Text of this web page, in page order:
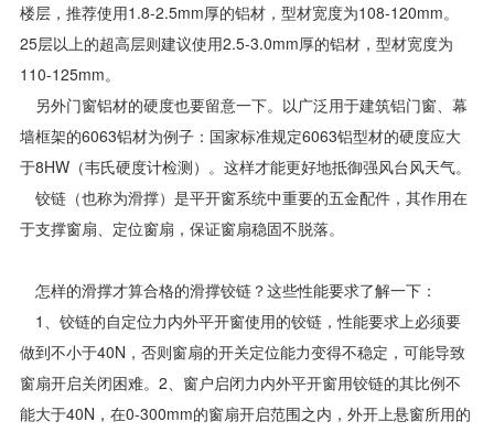
楼层，推荐使用1.8-2.5mm厚的铝材，型材宽度为108-120mm‌。
25层以上的超高层则建议使用2.5-3.0mm厚的铝材，型材宽度为
110-125mm‌。
另外门窗铝材的硬度也要留意一下。以广泛用于建筑铝门窗、幕
墙框架的6063铝材为例子：国家标准规定6063铝型材的硬度应大
于8HW（韦氏硬度计检测）。这样才能更好地抵御强风台风天气。
铰链（也称为滑撑）是平开窗系统中重要的五金配件，其作用在
于支撑窗扇、定位窗扇，保证窗扇稳固不脱落。
怎样的滑撑才算合格的滑撑铰链？这些性能要求了解一下：
1、铰链的自定位力内外平开窗使用的铰链，性能要求上必须要
做到不小于40N，否则窗扇的开关定位能力变得不稳定，可能导致
窗扇开启关闭困难。2、窗户启闭力内外平开窗用铰链的其比例不
能大于40N，在0-300mm的窗扇开启范围之内，外开上悬窗所用的